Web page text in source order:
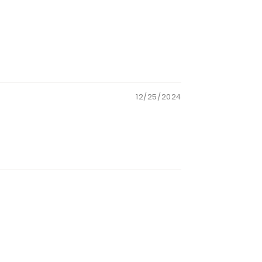
12/25/2024